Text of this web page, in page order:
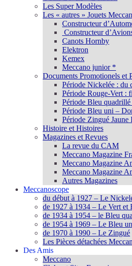
Les Super Modèles
Les « autres » Jouets
Constructeur
Constructeur
Canots Hornby
Elektron
Kemex
Meccano junior *
Documents Promotionels et
Période Nickelée : du
Période Rouge-Vert :
Période Bleu
Période Bleu uni –
Période Zingué Jaune
Histoire et Histoires
Magazines et Revues
La revue du CAM
Meccano Magazine
Meccano Magazine
Meccano Magazine
Autres Magazines
Meccanoscope
du début à 1927 – Le
de 1927 à 1934 – Le Vert et
de 1934 à 1954 – le Bleu
de 1954 à 1969 – Le Bleu
de 1970 à 1990 – Le Zingué
Les Pièces détachées
Des Amis
Meccano